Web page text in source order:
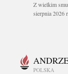
Z wielkim
sierpnia 2026
POLSKA